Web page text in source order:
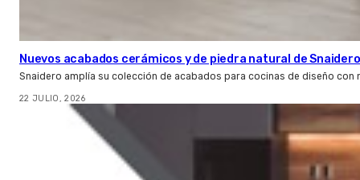
Nuevos acabados cerámicos y de piedra natural de Snaidero
Snaidero amplía su colección de acabados para cocinas de diseño
22 JULIO, 2026